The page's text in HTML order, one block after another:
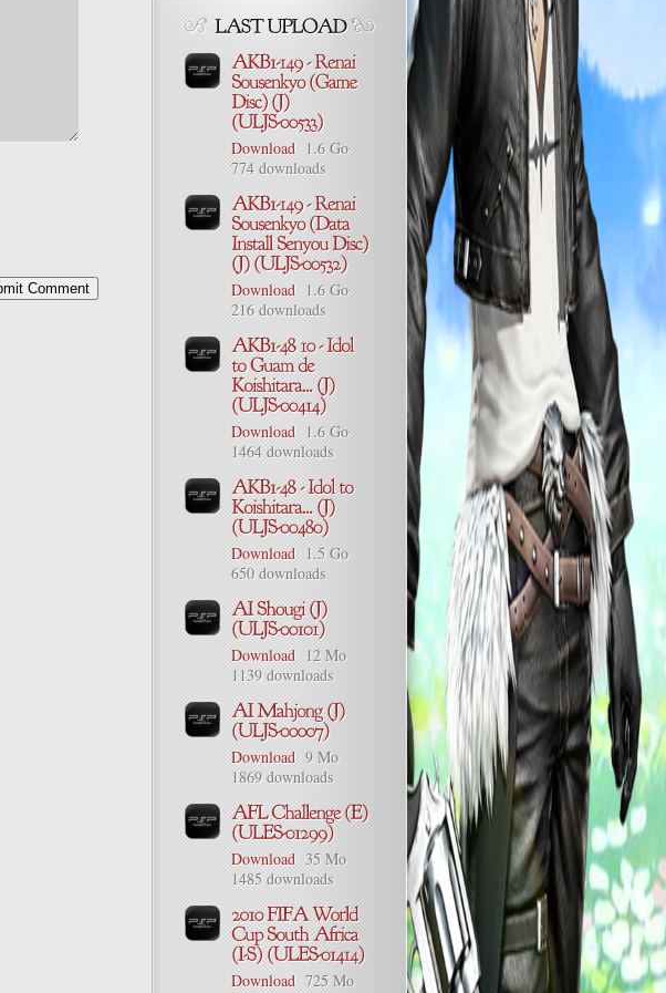
Download 1.6 Go
774 downloads
Download 1.6 Go
216 downloads
Download 1.6 Go
1464 downloads
Download 1.5 Go
650 downloads
Download 12 Mo
1139 downloads
Download 9 Mo
1869 downloads
Download 35 Mo
1485 downloads
Download 725 Mo